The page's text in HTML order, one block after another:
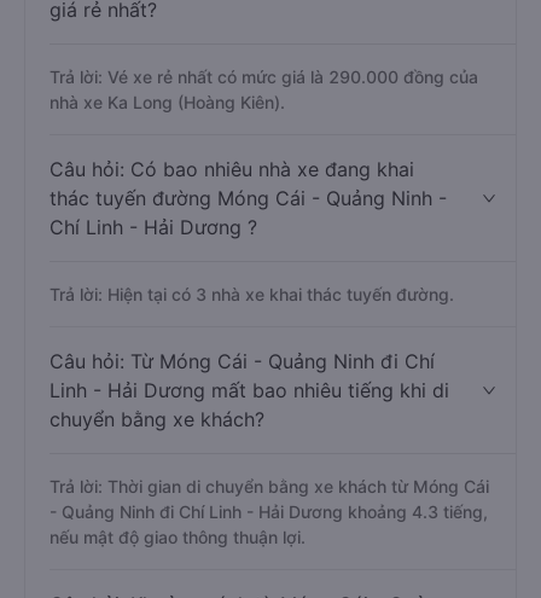
giá rẻ nhất?
Trả lời: Vé xe rẻ nhất có mức giá là 290.000 đồng của
nhà xe Ka Long (Hoàng Kiên).
Câu hỏi: Có bao nhiêu nhà xe đang khai
thác tuyến đường Móng Cái - Quảng Ninh -
Chí Linh - Hải Dương ?
Trả lời: Hiện tại có 3 nhà xe khai thác tuyến đường.
Câu hỏi: Từ Móng Cái - Quảng Ninh đi Chí
Linh - Hải Dương mất bao nhiêu tiếng khi di
chuyển bằng xe khách?
Trả lời: Thời gian di chuyển bằng xe khách từ Móng Cái
- Quảng Ninh đi Chí Linh - Hải Dương khoảng 4.3 tiếng,
nếu mật độ giao thông thuận lợi.